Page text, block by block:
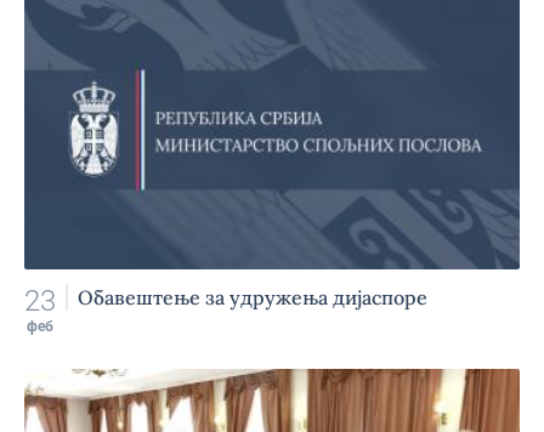
23
феб
Обавештење за удружења дијаспоре